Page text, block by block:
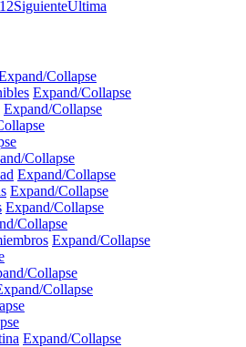
12SiguienteÚltima
Collapse
Expand/Collapse
Expand/Collapse
Collapse
Expand/Collapse
Expand/Collapse
Expand/Collapse
Collapse
Expand/Collapse
Collapse
Collapse
Expand/Collapse